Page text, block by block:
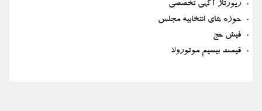
رپورتاژ آگهی تخصصی
حوزه های انتخابیه مجلس
فیش حج
قیمت بیسیم موتورولا